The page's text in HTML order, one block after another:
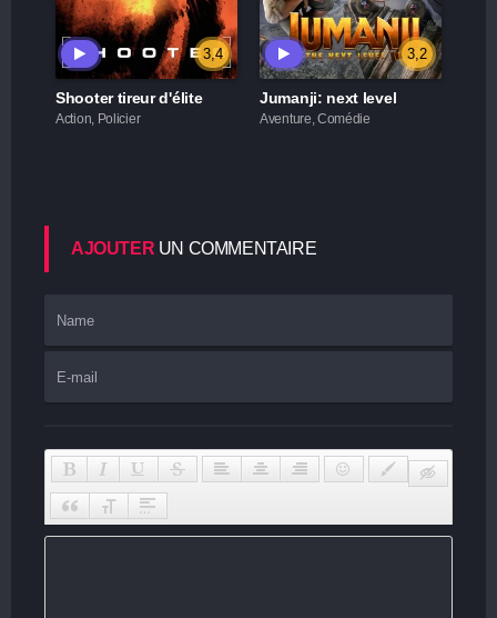
3,4
Shooter tireur d'élite
Action, Policier
3,2
Jumanji: next level
Aventure, Comédie
AJOUTER UN COMMENTAIRE